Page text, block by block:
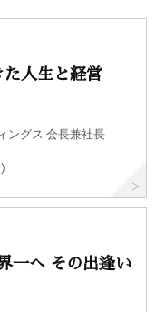
人生と経営
ングス 会長兼社長
一へ その出逢い